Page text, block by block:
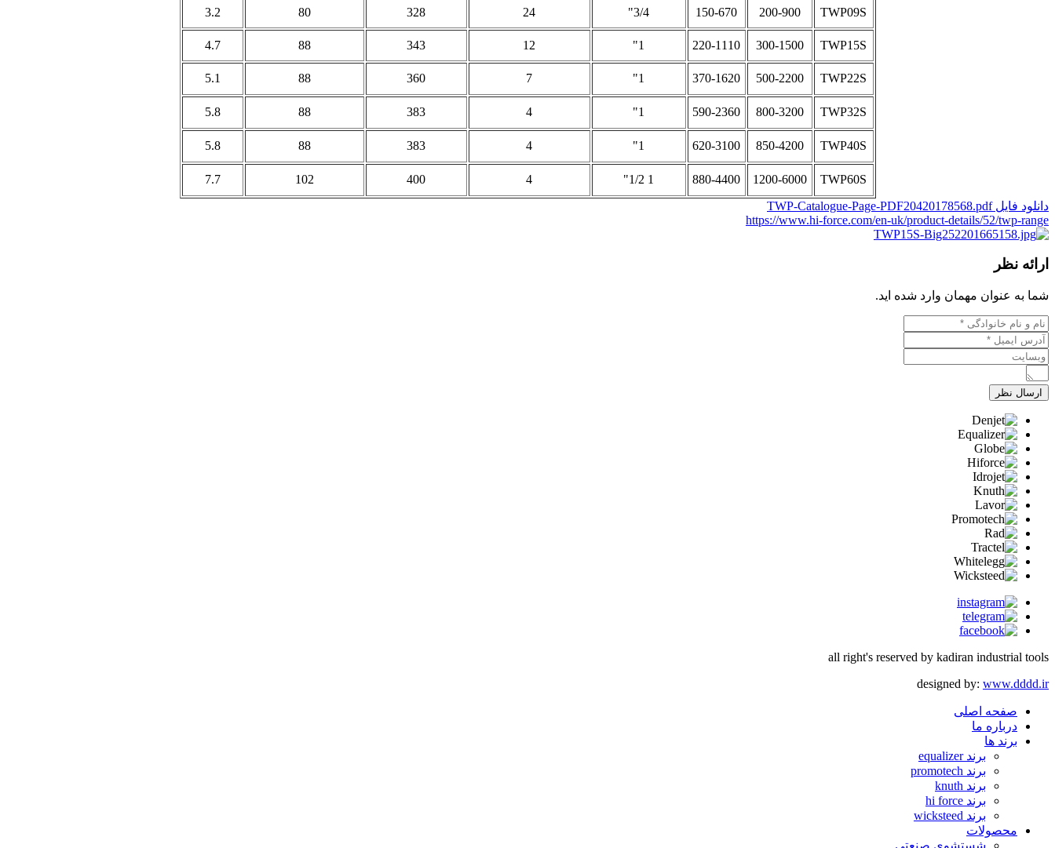
TWP09S
200-900
150-670
3/4"
24
328
80
3.2
TWP15S
300-1500
220-1110
1"
12
343
88
4.7
TWP22S
500-2200
370-1620
1"
7
360
88
5.1
TWP32S
800-3200
590-2360
1"
4
383
88
5.8
TWP40S
850-4200
620-3100
1"
4
383
88
5.8
TWP60S
1200-6000
880-4400
1 1/2"
4
400
102
7.7
دانلود فایل TWP-Catalogue-Page-PDF20420178568.pdf
https://www.hi-force.com/en-uk/product-details/52/twp-range
ارائه نظر
شما به عنوان مهمان وارد شده اید.
all right's reserved by kadiran industrial tools
designed by: www.dddd.ir
صفحه اصلی
درباره ما
برند ها
برند equalizer
برند promotech
برند knuth
برند hi force
برند wicksteed
محصولات